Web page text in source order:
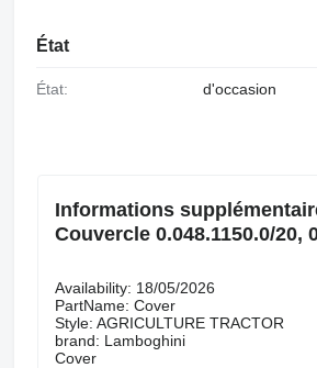
État
État: d'occasion
Informations
Couvercle 0.048.1150.0/20,
Availability: 18/05/2026
PartName: Cover
Style: AGRICULTURE TRACTOR
brand: Lamboghini
Cover